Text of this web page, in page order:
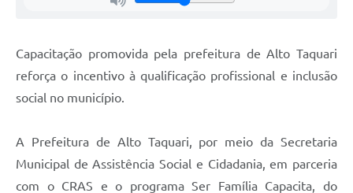
Capacitação promovida pela prefeitura de Alto Taquari
reforça o incentivo à qualificação profissional e inclusão
social no município.
A Prefeitura de Alto Taquari, por meio da Secretaria
Municipal de Assistência Social e Cidadania, em parceria
com o CRAS e o programa Ser Família Capacita, do